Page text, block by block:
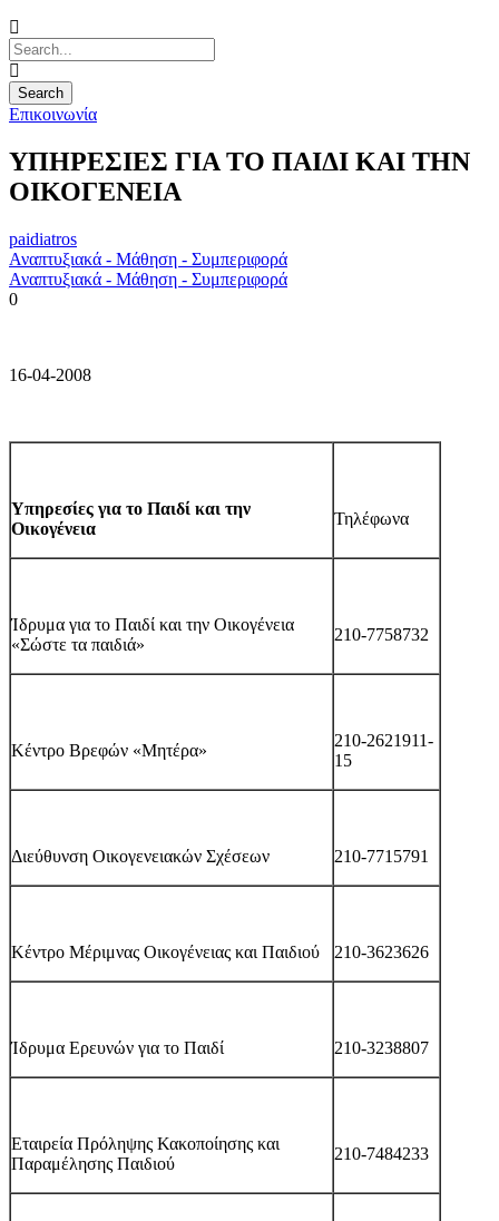
Επικοινωνία
ΥΠΗΡΕΣΙΕΣ ΓΙΑ ΤΟ ΠΑΙΔΙ ΚΑΙ ΤΗΝ
ΟΙΚΟΓΕΝΕΙΑ
paidiatros
Αναπτυξιακά - Μάθηση - Συμπεριφορά
Αναπτυξιακά - Μάθηση - Συμπεριφορά
0
16-04-2008
Υπηρεσίες για το Παιδί και την
Οικογένεια
Τηλέφωνα
Ίδρυμα για το Παιδί και την Οικογένεια
«Σώστε τα παιδιά»
210-7758732
Κέντρο Βρεφών «Μητέρα»
210-2621911-
15
Διεύθυνση Οικογενειακών Σχέσεων 210-7715791
Κέντρο Μέριμνας Οικογένειας και Παιδιού 210-3623626
Ίδρυμα Ερευνών για το Παιδί 210-3238807
Εταιρεία Πρόληψης Κακοποίησης και
Παραμέλησης Παιδιού
210-7484233